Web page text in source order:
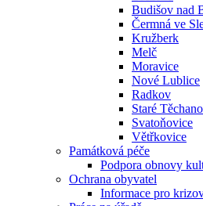
Budišov nad
Čermná ve
Kružberk
Melč
Moravice
Nové Lublice
Radkov
Staré
Svatoňovice
Větřkovice
Památková péče
Podpora obnovy
Ochrana obyvatel
Informace pro